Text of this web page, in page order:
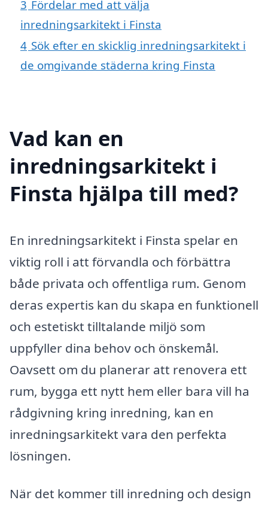
3 Fördelar med att välja
inredningsarkitekt i Finsta
4 Sök efter en skicklig inredningsarkitekt i
de omgivande städerna kring Finsta
Vad kan en
inredningsarkitekt i
Finsta hjälpa till med?
En inredningsarkitekt i Finsta spelar en
viktig roll i att förvandla och förbättra
både privata och offentliga rum. Genom
deras expertis kan du skapa en funktionell
och estetiskt tilltalande miljö som
uppfyller dina behov och önskemål.
Oavsett om du planerar att renovera ett
rum, bygga ett nytt hem eller bara vill ha
rådgivning kring inredning, kan en
inredningsarkitekt vara den perfekta
lösningen.
När det kommer till inredning och design